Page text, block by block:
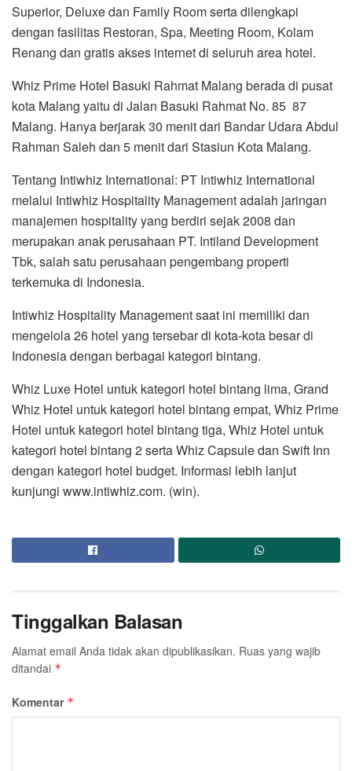
Superior, Deluxe dan Family Room serta dilengkapi
dengan fasilitas Restoran, Spa, Meeting Room, Kolam
Renang dan gratis akses internet di seluruh area hotel.
Whiz Prime Hotel Basuki Rahmat Malang berada di pusat
kota Malang yaitu di Jalan Basuki Rahmat No. 85 87
Malang. Hanya berjarak 30 menit dari Bandar Udara Abdul
Rahman Saleh dan 5 menit dari Stasiun Kota Malang.
Tentang Intiwhiz International: PT Intiwhiz International
melalui Intiwhiz Hospitality Management adalah jaringan
manajemen hospitality yang berdiri sejak 2008 dan
merupakan anak perusahaan PT. Intiland Development
Tbk, salah satu perusahaan pengembang properti
terkemuka di Indonesia.
Intiwhiz Hospitality Management saat ini memiliki dan
mengelola 26 hotel yang tersebar di kota-kota besar di
Indonesia dengan berbagai kategori bintang.
Whiz Luxe Hotel untuk kategori hotel bintang lima, Grand
Whiz Hotel untuk kategori hotel bintang empat, Whiz Prime
Hotel untuk kategori hotel bintang tiga, Whiz Hotel untuk
kategori hotel bintang 2 serta Whiz Capsule dan Swift Inn
dengan kategori hotel budget. Informasi lebih lanjut
kunjungi www.intiwhiz.com. (win).
Tinggalkan Balasan
Alamat email Anda tidak akan dipublikasikan. Ruas yang wajib
ditandai *
Komentar *